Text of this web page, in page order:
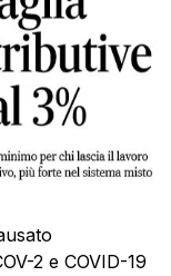
2 e COVID-19